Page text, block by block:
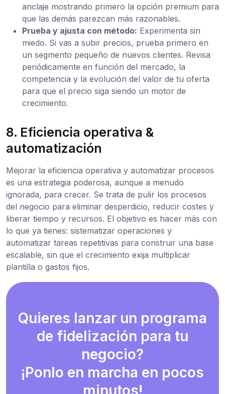
anclaje mostrando primero la opción premium para
que las demás parezcan más razonables.
Prueba y ajusta con método: Experimenta sin
miedo. Si vas a subir precios, prueba primero en
un segmento pequeño de nuevos clientes. Revisa
periódicamente en función del mercado, la
competencia y la evolución del valor de tu oferta
para que el precio siga siendo un motor de
crecimiento.
8. Eficiencia operativa &
automatización
Mejorar la eficiencia operativa y automatizar procesos
es una estrategia poderosa, aunque a menudo
ignorada, para crecer. Se trata de pulir los procesos
del negocio para eliminar desperdicio, reducir costes y
liberar tiempo y recursos. El objetivo es hacer más con
lo que ya tienes: sistematizar operaciones y
automatizar tareas repetitivas para construir una base
escalable, sin que el crecimiento exija multiplicar
plantilla o gastos fijos.
Quieres lanzar un programa
de fidelización para tu
negocio?
¡Ponlo en marcha en pocos
minutos!